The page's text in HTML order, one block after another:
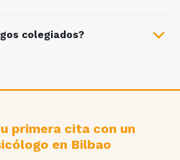
colegiados?
primera cita con un
en Bilbao